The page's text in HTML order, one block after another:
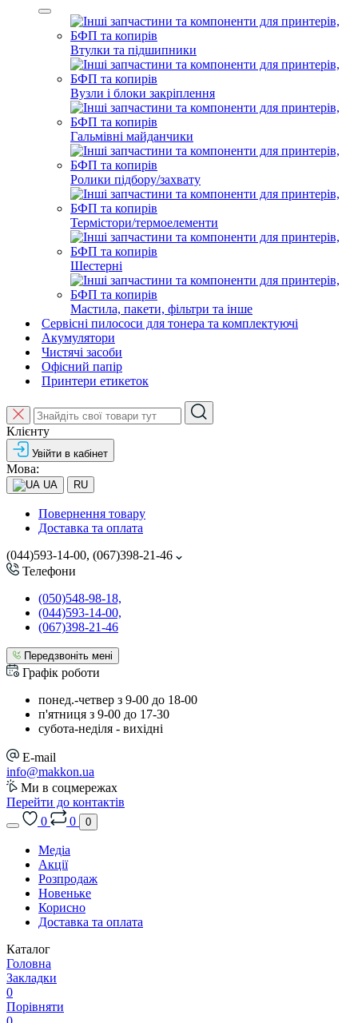
Втулки та підшипники
Вузли і блоки закріплення
Гальмівні майданчики
Ролики підбору/захвату
Термістори/термоелементи
Шестерні
Мастила, пакети, фільтри та інше
Сервісні пилососи для тонера та комплектуючі
Акумулятори
Чистячі засоби
Офісний папір
Принтери етикеток
Клієнту
Увійти в кабінет
Мова:
UA RU
Повернення товару
Доставка та оплата
(044)593-14-00, (067)398-21-46
Телефони
(050)548-98-18,
(044)593-14-00,
(067)398-21-46
Передзвоніть мені
Графік роботи
понед.-четвер з 9-00 до 18-00
п'ятниця з 9-00 до 17-30
cубота-неділя - вихідні
E-mail
info@makkon.ua
Ми в соцмережах
Перейти до контактів
0
0 0
Медіа
Акції
Розпродаж
Новеньке
Корисно
Доставка та оплата
Каталог
Головна
Закладки
0
Порівняти